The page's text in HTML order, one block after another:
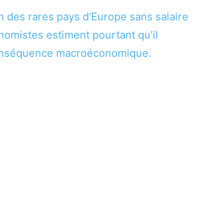
des rares pays d’Europe sans salaire
estiment pourtant qu’il
macroéconomique.